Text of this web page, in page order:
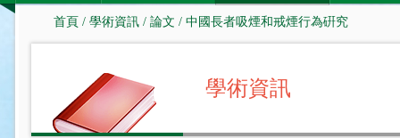
首頁 / 學術資訊/ 論文 / 中國長者吸煙和戒煙行為硏究
學術資訊